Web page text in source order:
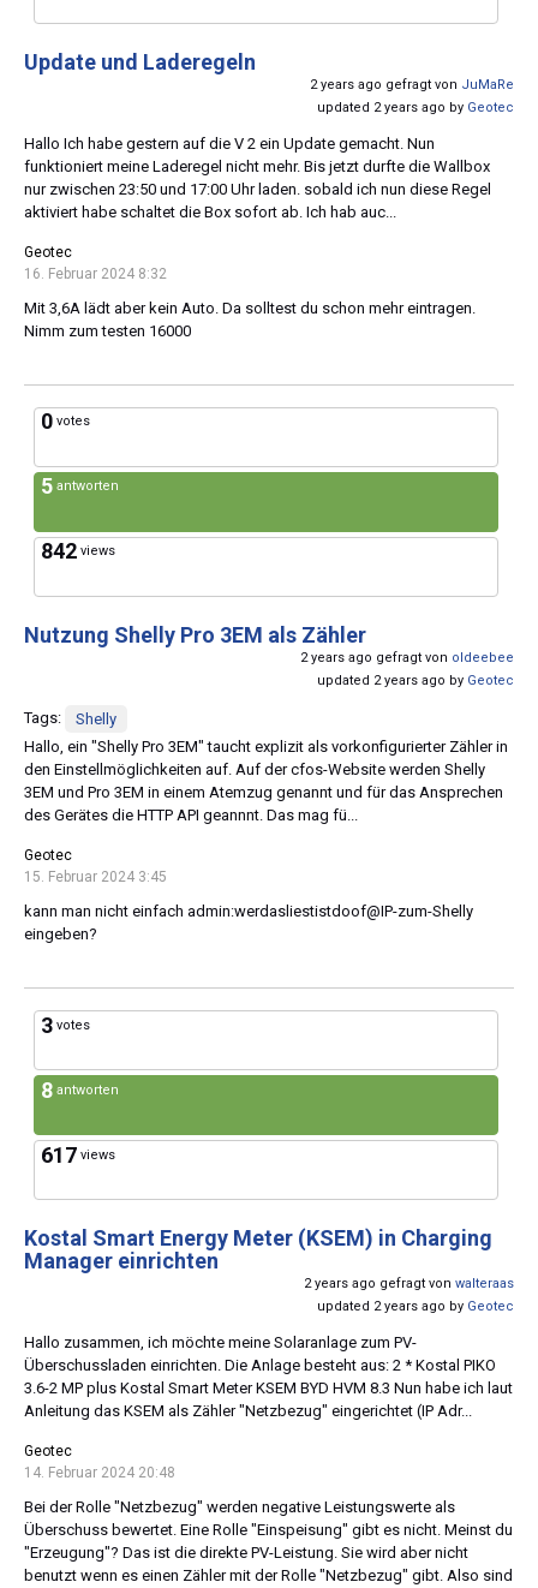
Update und Laderegeln
2 years ago gefragt von JuMaRe
updated 2 years ago by Geotec
Hallo Ich habe gestern auf die V 2 ein Update gemacht. Nun
funktioniert meine Laderegel nicht mehr. Bis jetzt durfte die Wallbox
nur zwischen 23:50 und 17:00 Uhr laden. sobald ich nun diese Regel
aktiviert habe schaltet die Box sofort ab. Ich hab auc...
Geotec
16. Februar 2024 8:32
Mit 3,6A lädt aber kein Auto. Da solltest du schon mehr eintragen.
Nimm zum testen 16000
0 votes
5 antworten
842 views
Nutzung Shelly Pro 3EM als Zähler
2 years ago gefragt von oldeebee
updated 2 years ago by Geotec
Tags:
Shelly
Hallo, ein "Shelly Pro 3EM" taucht explizit als vorkonfigurierter Zähler in
den Einstellmöglichkeiten auf. Auf der cfos-Website werden Shelly
3EM und Pro 3EM in einem Atemzug genannt und für das Ansprechen
des Gerätes die HTTP API geannnt. Das mag fü...
Geotec
15. Februar 2024 3:45
kann man nicht einfach admin:werdasliestistdoof@IP-zum-Shelly
eingeben?
3 votes
8 antworten
617 views
Kostal Smart Energy Meter (KSEM) in Charging
Manager einrichten
2 years ago gefragt von walteraas
updated 2 years ago by Geotec
Hallo zusammen, ich möchte meine Solaranlage zum PV-
Überschussladen einrichten. Die Anlage besteht aus: 2 * Kostal PIKO
3.6-2 MP plus Kostal Smart Meter KSEM BYD HVM 8.3 Nun habe ich laut
Anleitung das KSEM als Zähler "Netzbezug" eingerichtet (IP Adr...
Geotec
14. Februar 2024 20:48
Bei der Rolle "Netzbezug" werden negative Leistungswerte als
Überschuss bewertet. Eine Rolle "Einspeisung" gibt es nicht. Meinst du
"Erzeugung"? Das ist die direkte PV-Leistung. Sie wird aber nicht
benutzt wenn es einen Zähler mit der Rolle "Netzbezug" gibt. Also sind